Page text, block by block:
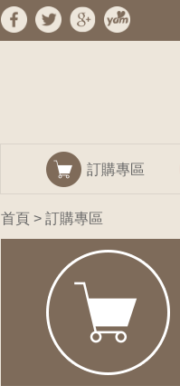
訂購專區
首頁 > 訂購專區